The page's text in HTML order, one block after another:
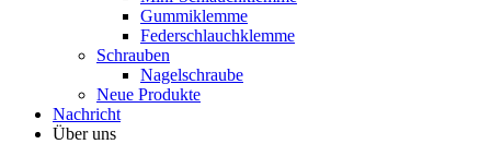
Gummiklemme
Federschlauchklemme
Schrauben
Nagelschraube
Neue Produkte
Nachricht
Über uns